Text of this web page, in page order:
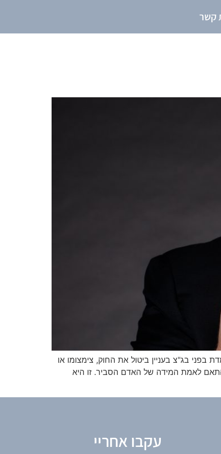
קשר
בפני בג"צ בעניין ביטול את החוק, צימצומו או
הסבירות בשנת 1980. הוא הגדיר אותה כנמדדת בהתאם לאמת המידה של האדם הסביר. זו היא
עקבו אחריי